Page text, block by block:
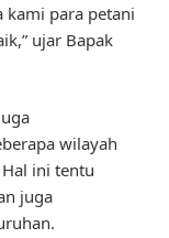
kami para petani
ujar Bapak
wilayah
ini tentu
juga